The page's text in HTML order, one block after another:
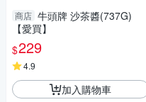
商店 牛頭牌 沙茶醬(737G)
【愛買】
$229
4.9
加入購物車